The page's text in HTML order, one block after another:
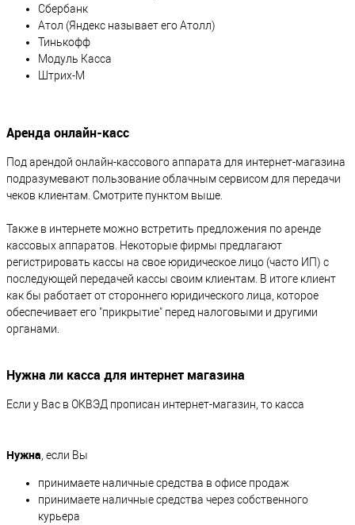
Сбербанк
Атол (Яндекс называет его Атолл)
Тинькофф
Модуль Касса
Штрих-М
Аренда онлайн-касс
Под арендой онлайн-кассового аппарата для интернет-магазина
подразумевают пользование облачным сервисом для передачи
чеков клиентам. Смотрите пунктом выше.
Также в интернете можно встретить предложения по аренде
кассовых аппаратов. Некоторые фирмы предлагают
регистрировать кассы на свое юридическое лицо (часто ИП) с
последующей передачей кассы своим клиентам. В итоге клиент
как бы работает от стороннего юридического лица, которое
обеспечивает его "прикрытие" перед налоговыми и другими
органами.
Нужна ли касса для интернет магазина
Если у Вас в ОКВЭД прописан интернет-магазин, то касса
Нужна, если Вы
принимаете наличные средства в офисе продаж
принимаете наличные средства через собственного
курьера